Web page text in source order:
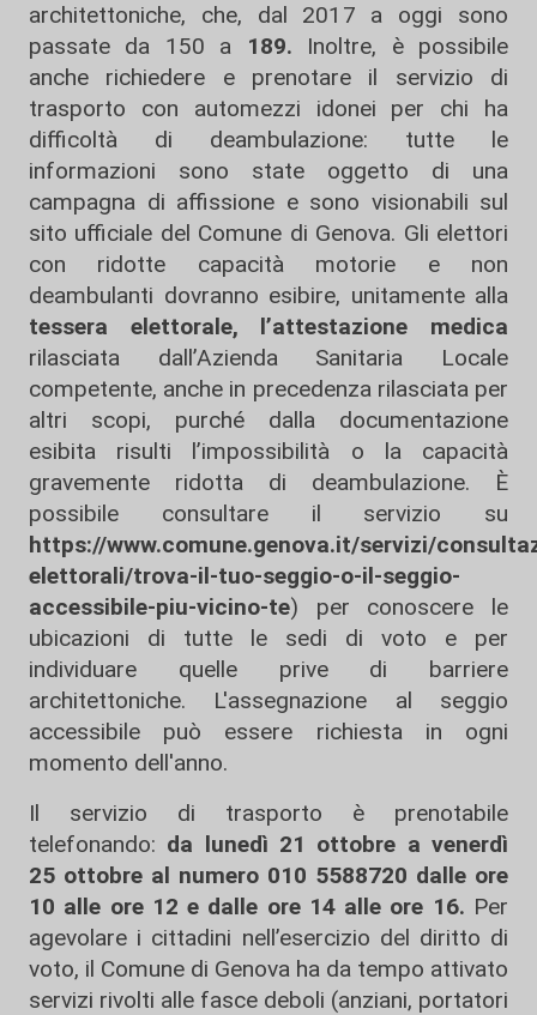
architettoniche, che, dal 2017 a oggi sono
passate da 150 a 189. Inoltre, è possibile
anche richiedere e prenotare il servizio di
trasporto con automezzi idonei per chi ha
difficoltà di deambulazione: tutte le
informazioni sono state oggetto di una
campagna di affissione e sono visionabili sul
sito ufficiale del Comune di Genova. Gli elettori
con ridotte capacità motorie e non
deambulanti dovranno esibire, unitamente alla
tessera elettorale, l’attestazione medica
rilasciata dall’Azienda Sanitaria Locale
competente, anche in precedenza rilasciata per
altri scopi, purché dalla documentazione
esibita risulti l’impossibilità o la capacità
gravemente ridotta di deambulazione. È
possibile consultare il servizio su
https://www.comune.genova.it/servizi/
elettorali/trova-il-tuo-seggio-o-il-seggio-
accessibile-piu-vicino-te) per conoscere le
ubicazioni di tutte le sedi di voto e per
individuare quelle prive di barriere
architettoniche. L'assegnazione al seggio
accessibile può essere richiesta in ogni
momento dell'anno.
Il servizio di trasporto è prenotabile
telefonando: da lunedì 21 ottobre a venerdì
25 ottobre al numero 010 5588720 dalle ore
10 alle ore 12 e dalle ore 14 alle ore 16. Per
agevolare i cittadini nell’esercizio del diritto di
voto, il Comune di Genova ha da tempo attivato
servizi rivolti alle fasce deboli (anziani, portatori